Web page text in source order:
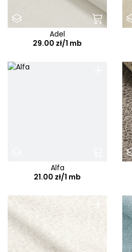
Adel
29.00 zł/1 mb
Alfa
21.00 zł/1 mb
+